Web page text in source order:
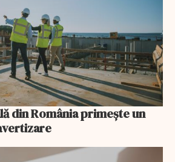
din România primește un